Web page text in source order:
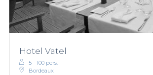
Hotel Vatel
5 - 100 pers.
Bordeaux